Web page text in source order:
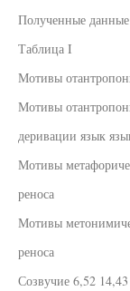
Полученные
Таблица I
Мотивы
Мотивы
деривации язык
Мотивы
реноса
Мотивы
реноса
Созвучие 6,52 14,43